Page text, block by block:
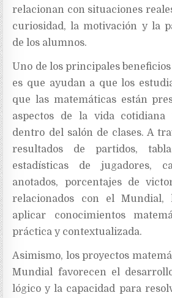
relacionan con situaciones
curiosidad, la motivación y la
de los alumnos.
Uno de los principales
es que ayudan a que los
que las matemáticas están
aspectos de la vida
dentro del salón de clases. A
resultados de partidos,
estadísticas de jugadores,
anotados, porcentajes de
relacionados con el Mundial,
aplicar conocimientos
práctica y contextualizada.
Asimismo, los proyectos
Mundial favorecen el
lógico y la capacidad para